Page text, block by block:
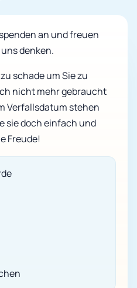
an und freuen
denken.
schade um Sie zu
nicht mehr gebraucht
Verfallsdatum stehen
sie doch einfach und
Freude!